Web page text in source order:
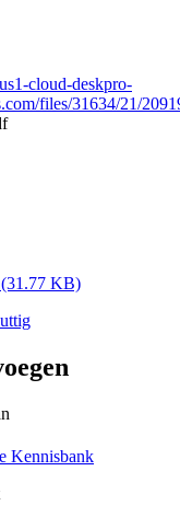
cloud-deskpro-
files/31634/21/
(31.77 KB)
Kennisbank